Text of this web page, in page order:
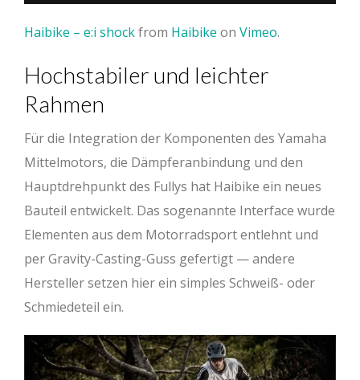
Haibike – e:i shockfrom Haibike on Vimeo.
Hochstabiler und leichter
Rahmen
Für die Integration der Komponenten des Yamaha
Mittelmotors, die Dämpferanbindung und den
Hauptdrehpunkt des Fullys hat Haibike ein neues
Bauteil entwickelt. Das sogenannte Interface wurde
Elementen aus dem Motorradsport entlehnt und
per Gravity-Casting-Guss gefertigt — andere
Hersteller setzen hier ein simples Schweiß- oder
Schmiedeteil ein.